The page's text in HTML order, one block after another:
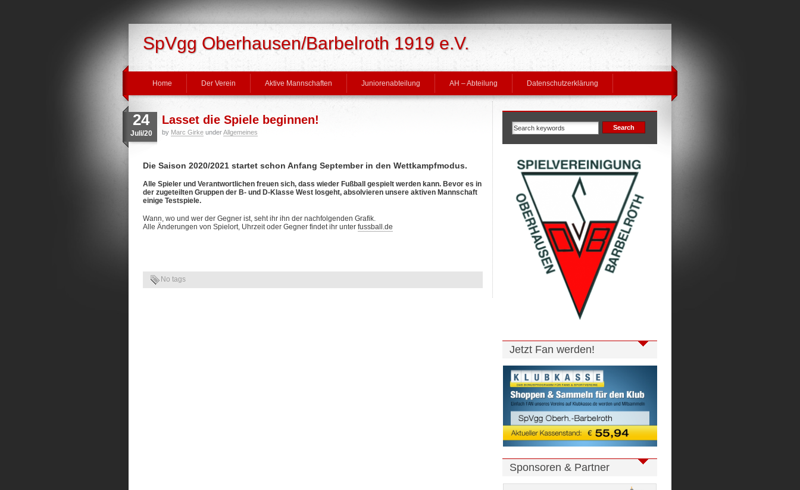
SpVgg Oberhausen/Barbelroth 1919 e.V.
Home Der Verein Aktive Mannschaften Juniorenabteilung AH – Abteilung Datenschutzerklärung
24
Juli/20
Lasset die Spiele beginnen!
by Marc Girke underAllgemeines
Die Saison 2020/2021 startet schon Anfang September in den Wettkampfmodus.
Alle Spieler und Verantwortlichen freuen sich, dass wieder Fußball gespielt werden kann. Bevor es in
der zugeteilten Gruppen der B- und D-Klasse West losgeht, absolvieren unsere aktiven Mannschaft
einige Testspiele.
Wann, wo und wer der Gegner ist, seht ihr ihn der nachfolgenden Grafik.
Alle Änderungen von Spielort, Uhrzeit oder Gegner findet ihr unter fussball.de
No tags
Jetzt Fan werden!
Sponsoren & Partner